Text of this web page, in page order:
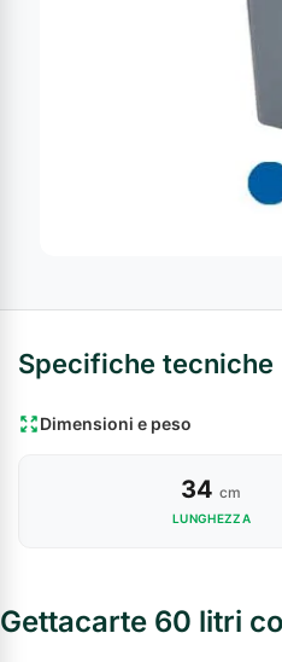
Specifiche tecniche
Dimensioni e peso
34cm
LUNGHEZZA
Gettacarte 60 litri